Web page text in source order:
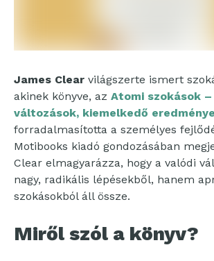
James Clear világszerte ismert
akinek könyve, az Atomi szokások –
változások, kiemelkedő
forradalmasította a személyes
Motibooks kiadó gondozásában
Clear elmagyarázza, hogy a valódi
nagy, radikális lépésekből, hanem
szokásokból áll össze.
Miről szól a könyv?